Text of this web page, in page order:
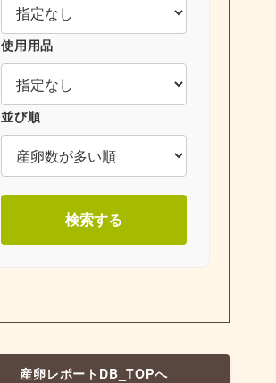
使用用品
並び順
検索する
産卵レポートDB_TOPへ